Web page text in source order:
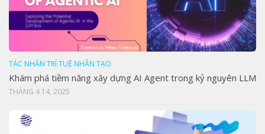
TÁC NHÂN TRÍ TUỆ NHÂN TẠO
Khám phá tiềm năng xây dựng AI Agent trong kỷ nguyên LLM
THÁNG 4 14, 2025